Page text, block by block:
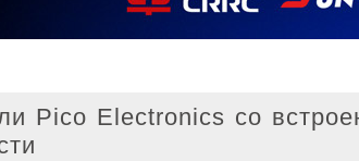
Pico Electronics со